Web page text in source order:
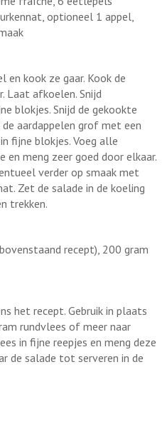
optioneel 1 appel,
en kook ze gaar. Kook de
Laat afkoelen. Snijd
blokjes. Snijd de gekookte
aardappelen grof met een
fijne blokjes. Voeg alle
en meng zeer goed door elkaar.
verder op smaak met
Zet de salade in de koeling
trekken.
recept), 200 gram
het recept. Gebruik in plaats
rundvlees of meer naar
in fijne reepjes en meng deze
de salade tot serveren in de